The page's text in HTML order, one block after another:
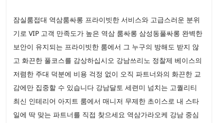
잠실룸접대 역삼룸싸롱 프라이빗한 서비스와 고급스러운 분위
기로 VIP 고객 만족도가 높은 역삼 룸싸롱 삼성동풀싸롱 완벽한
보안이 유지되는 프라이빗한 룸에서 그 누구의 방해도 받지 않
고 화끈한 풀코스를 감상하십시오 강남쓰리노 정찰제 베이스의
저렴한 주대 덕분에 비용 걱정 없이 오직 파트너와의 화끈한 교
감에만 집중할 수 있습니다 강남달토 세련미 넘치는 고퀄리티
최신 인테리어 아지트 룸에서 매니저 무제한 초이스로 내 스타
일에 딱 맞는 파트너를 직접 찾으세요 역삼가라오케 강남 중심